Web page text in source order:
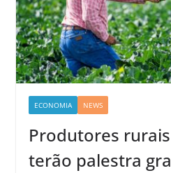
ECONOMIA NEWS
Produtores
terão palestra